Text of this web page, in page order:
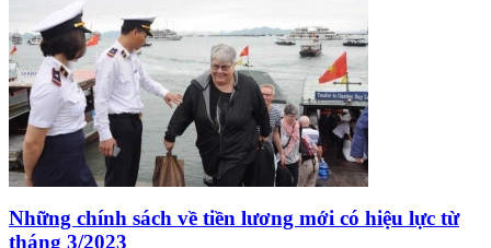
Những chính sách về tiền lương mới có hiệu lực từ
tháng 3/2023